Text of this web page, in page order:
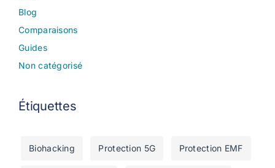
Blog
Comparaisons
Guides
Non catégorisé
Étiquettes
Biohacking Protection 5G Protection EMF